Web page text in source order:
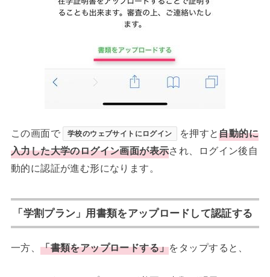
この画面で 学校のウェブサイトにログイン を押すと自動的に
入力した大学のログイン画面が表示され、ログイン後自
動的に認証が進む形になります。
「学割プラン」用書類をアップロードして認証する
一方、「書類をアップロードする」をタップすると、